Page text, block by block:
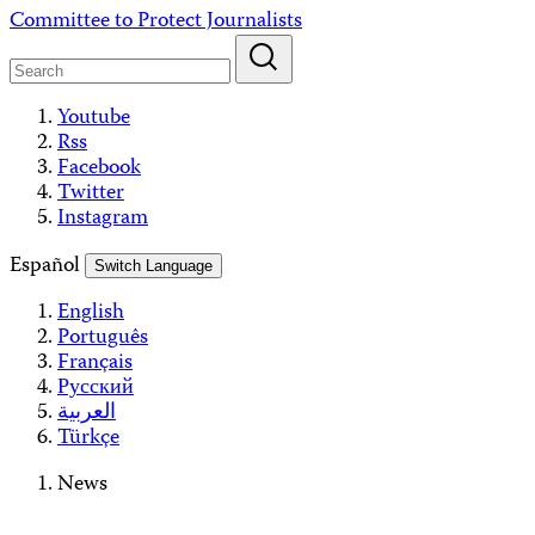
Skip
content
Committee to Protect Journalists
Youtube
Rss
Facebook
Twitter
Instagram
Español
Switch Language
English
Português
Français
Русский
العربية
Türkçe
News